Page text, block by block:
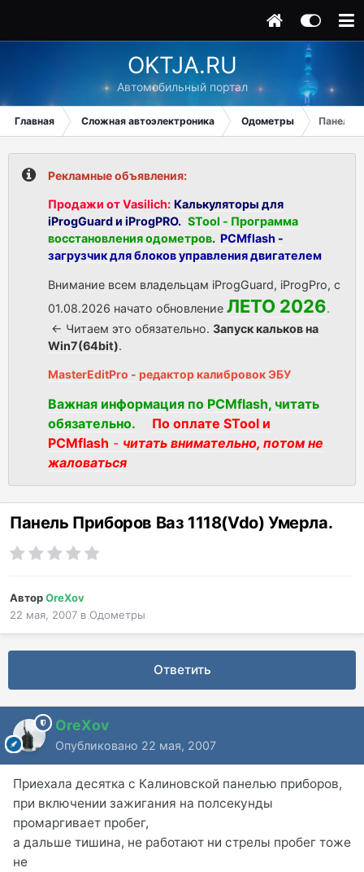
OKTJA.RU
Автомобильный портал
Главная Сложная автоэлектроника Одометры Панель
Рекламные объявления:
Продажи от Vasilich: Калькуляторы для
iProgGuard и iProgPRO. STool - Программа
восстановления одометров. PCMflash -
загрузчик для блоков управления двигателем
Внимание всем владельцам iProgGuard, iProgPro, с
01.08.2026 начато обновление ЛЕТО 2026.
<- Читаем это обязательно. Запуск кальков на
Win7(64bit).
MasterEditPro - редактор калибровок ЭБУ
Важная информация по PCMflash, читать
обязательно.
По оплате STool и
PCMflash - читать внимательно, потом не
жаловаться
Панель Приборов Ваз 1118(Vdo) Умерла.
АвторOreXov
22 мая, 2007 в Одометры
Ответить
OreXov
Опубликовано 22 мая, 2007
Приехала десятка с Калиновской панелью приборов,
при включении зажигания на полсекунды
промаргивает пробег,
а дальше тишина, не работают ни стрелы пробег тоже
не